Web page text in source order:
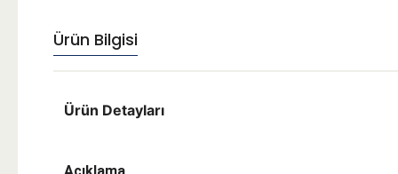
Ürün Bilgisi
Ürün Detayları